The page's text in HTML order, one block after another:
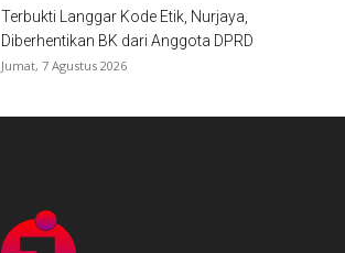
Terbukti Langgar Kode Etik, Nurjaya,
Diberhentikan BK dari Anggota DPRD
Jumat, 7 Agustus 2026